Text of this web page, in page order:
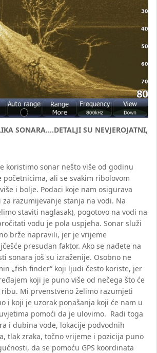
SONARA….DETALJI SU NEVJEROJATNI,
koristimo sonar nešto više od godinu
početnicima, ali se svakim ribolovom
i bolje. Podaci koje nam osigurava
razumijevanje stanja na vodi. Na
staviti naglasak), pogotovo na vodi na
vodu je pola uspjeha. Sonar služi
brže napravili, jer je vrijeme
presudan faktor. Ako se nađete na
sonara još su izraženije. Osobno ne
„fish finder“ koji ljudi često koriste, jer
koji je puno više od nečega što će
Mi prvenstveno želimo razumjeti
i koji je uzorak ponašanja koji će nam u
pomoći da je ulovimo. Radi toga
i dubina vode, lokacije podvodnih
tlak zraka, točno vrijeme i pozicija puno
da se pomoću GPS koordinata